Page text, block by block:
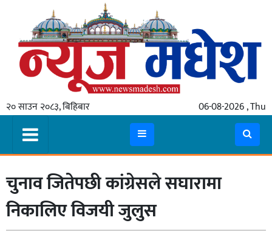
२० साउन २०८३, बिहिबार 06-08-2026 , Thu
गृहपृष्ठ
स्थानीय
प्रदेश
मधेश
प्रदेश
लुम्बिनी
चुनाव जितेपछी कांग्रेसले सघारामा
निकालिए विजयी जुलुस